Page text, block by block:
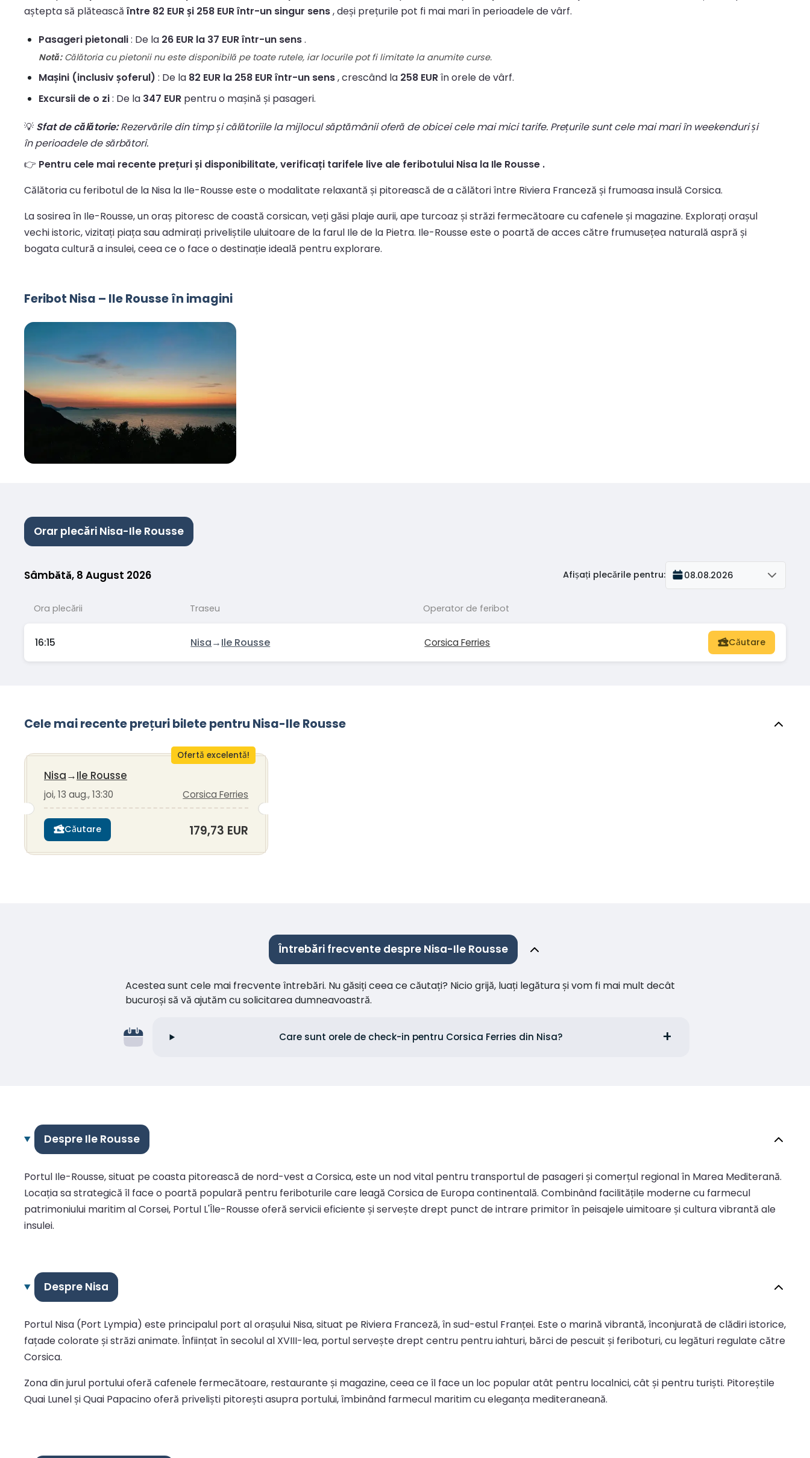
aștepta să plătească între 82 EUR și 258 EUR într-un singur sens, deși prețurile pot fi mai mari în perioadele de vârf.
Pasageri pietonali: De la 26 EUR la 37 EUR într-un sens.
Notă:Călătoria cu pietonii nu este disponibilă pe toate rutele, iar locurile pot fi limitate la anumite curse.
Mașini (inclusiv șoferul) : De la 82 EUR la 258 EUR într-un sens, crescând la 258 EURîn orele de vârf.
Excursii de o zi: De la 347 EUR pentru o mașină și pasageri.
💡 Sfat de călătorie:Rezervările din timp și călătoriile la mijlocul săptămânii oferă de obicei cele mai mici tarife. Prețurile sunt cele mai mari în weekenduri și
în perioadele de sărbători.
👉 Pentru cele mai recente prețuri și disponibilitate, verificați tarifele live ale feribotului Nisa la Ile Rousse .
Călătoria cu feribotul de la Nisa la Ile-Rousse este o modalitate relaxantă și pitorească de a călători între Riviera Franceză și frumoasa insulă Corsica.
La sosirea în Ile-Rousse, un oraș pitoresc de coastă corsican, veți găsi plaje aurii, ape turcoaz și străzi fermecătoare cu cafenele și magazine. Explorați orașul
vechi istoric, vizitați piața sau admirați priveliștile uluitoare de la farul Ile de la Pietra. Ile-Rousse este o poartă de acces către frumusețea naturală aspră și
bogata cultură a insulei, ceea ce o face o destinație ideală pentru explorare.
Feribot Nisa – Ile Rousse în imagini
Orar plecări Nisa-Ile Rousse
Sâmbătă, 8 August 2026 Afișați plecările pentru: 08.08.2026
Ora plecării Traseu Operator de feribot
16:15 Nisa→Ile Rousse Corsica Ferries Căutare
Cele mai recente prețuri bilete pentru Nisa-Ile Rousse
Ofertă excelentă!
Nisa→Ile Rousse
joi, 13 aug., 13:30 Corsica Ferries
Căutare 179,73 EUR
Întrebări frecvente despre Nisa-Ile Rousse
Acestea sunt cele mai frecvente întrebări. Nu găsiți ceea ce căutați? Nicio grijă, luați legătura și vom fi mai mult decât
bucuroși să vă ajutăm cu solicitarea dumneavoastră.
Care sunt orele de check-in pentru Corsica Ferries din Nisa?
Despre Ile Rousse
Portul Ile-Rousse, situat pe coasta pitorească de nord-vest a Corsica, este un nod vital pentru transportul de pasageri și comerțul regional în Marea Mediterană.
Locația sa strategică îl face o poartă populară pentru feriboturile care leagă Corsica de Europa continentală. Combinând facilitățile moderne cu farmecul
patrimoniului maritim al Corsei, Portul L'Île-Rousse oferă servicii eficiente și servește drept punct de intrare primitor în peisajele uimitoare și cultura vibrantă ale
insulei.
Despre Nisa
Portul Nisa (Port Lympia) este principalul port al orașului Nisa, situat pe Riviera Franceză, în sud-estul Franței. Este o marină vibrantă, înconjurată de clădiri istorice,
fațade colorate și străzi animate. Înființat în secolul al XVIII-lea, portul servește drept centru pentru iahturi, bărci de pescuit și feriboturi, cu legături regulate către
Corsica.
Zona din jurul portului oferă cafenele fermecătoare, restaurante și magazine, ceea ce îl face un loc popular atât pentru localnici, cât și pentru turiști. Pitoreștile
Quai Lunel și Quai Papacino oferă priveliști pitorești asupra portului, îmbinând farmecul maritim cu eleganța mediteraneană.